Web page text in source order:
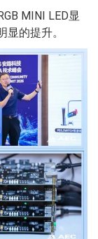
MINI LED显
的提升。